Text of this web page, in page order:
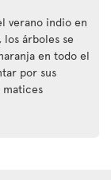
verano indio en
los árboles se
en todo el
por sus
matices